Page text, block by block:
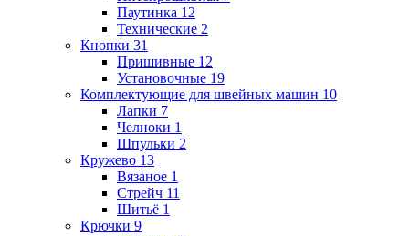
Паутинка 12
Технические 2
Кнопки 31
Пришивные 12
Установочные 19
Комплектующие для швейных машин 10
Лапки 7
Челноки 1
Шпульки 2
Кружево 13
Вязаное 1
Стрейч 11
Шитьё 1
Крючки 9